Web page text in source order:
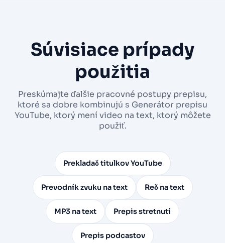
Súvisiace prípady
použitia
Preskúmajte ďalšie pracovné postupy prepisu,
ktoré sa dobre kombinujú s Generátor prepisu
YouTube, ktorý mení video na text, ktorý môžete
použiť.
Prekladač titulkov YouTube
Prevodník zvuku na text Reč na text
MP3 na text Prepis stretnutí
Prepis podcastov